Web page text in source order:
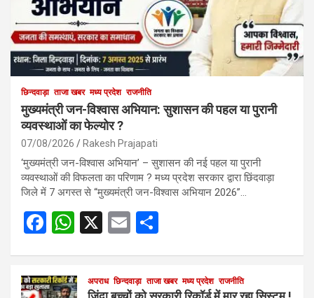
छिन्दवाड़ा ताजा खबर मध्य प्रदेश राजनीति
मुख्यमंत्री जन-विश्वास अभियान: सुशासन की पहल या पुरानी
व्यवस्थाओं का फेल्योर ?
07/08/2026 Rakesh Prajapati
‘मुख्यमंत्री जन-विश्वास अभियान’ – सुशासन की नई पहल या पुरानी
व्यवस्थाओं की विफलता का परिणाम ? मध्य प्रदेश सरकार द्वारा छिंदवाड़ा
जिले में 7 अगस्त से “मुख्यमंत्री जन-विश्वास अभियान 2026”…
F
b
W
s
X
E
e
अपराध छिन्दवाड़ा ताजा खबर मध्य प्रदेश राजनीति